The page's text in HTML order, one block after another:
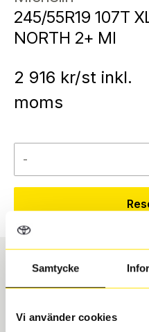
Samtycke
Vi använder cookies
245/55R19 107T
NORTH 2+ MI
2 916 kr/st inkl.
moms
-
Art nummer